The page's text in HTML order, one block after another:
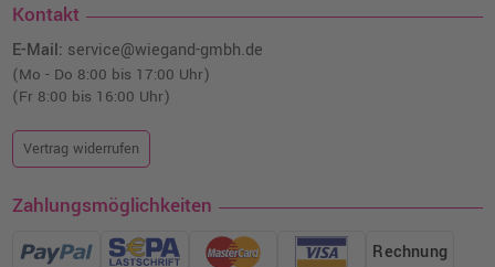
Kontakt
E-Mail: service@wiegand-gmbh.de
(Mo - Do 8:00 bis 17:00 Uhr)
(Fr 8:00 bis 16:00 Uhr)
Vertrag widerrufen
Zahlungsmöglichkeiten
Rechnung